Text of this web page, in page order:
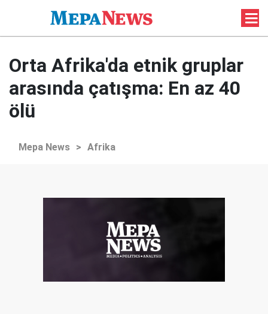
Orta Afrika'da etnik gruplar
arasında çatışma: En az 40
ölü
Mepa News > Afrika